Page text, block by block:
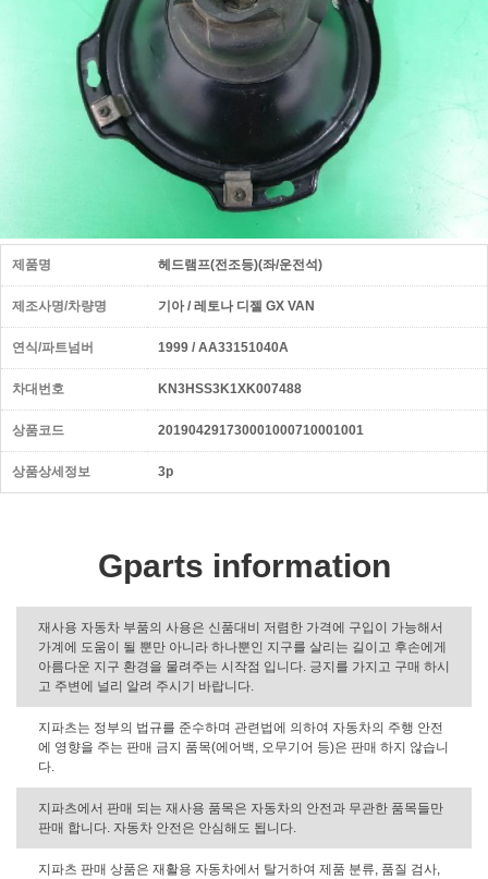
제품명 헤드램프(전조등)(좌/운전석)
제조사명/차량명 기아 / 레토나 디젤 GX VAN
연식/파트넘버 1999 / AA33151040A
차대번호 KN3HSS3K1XK007488
상품코드 201904291730001000710001001
상품상세정보 3p
Gparts information
재사용 자동차 부품의 사용은 신품대비 저렴한 가격에 구입이 가능해서
가계에 도움이 될 뿐만 아니라 하나뿐인 지구를 살리는 길이고 후손에게
아름다운 지구 환경을 물려주는 시작점 입니다. 긍지를 가지고 구매 하시
고 주변에 널리 알려 주시기 바랍니다.
지파츠는 정부의 법규를 준수하며 관련법에 의하여 자동차의 주행 안전
에 영향을 주는 판매 금지 품목(에어백, 오무기어 등)은 판매 하지 않습니
다.
지파츠에서 판매 되는 재사용 품목은 자동차의 안전과 무관한 품목들만
판매 합니다. 자동차 안전은 안심해도 됩니다.
지파츠 판매 상품은 재활용 자동차에서 탈거하여 제품 분류, 품질 검사,